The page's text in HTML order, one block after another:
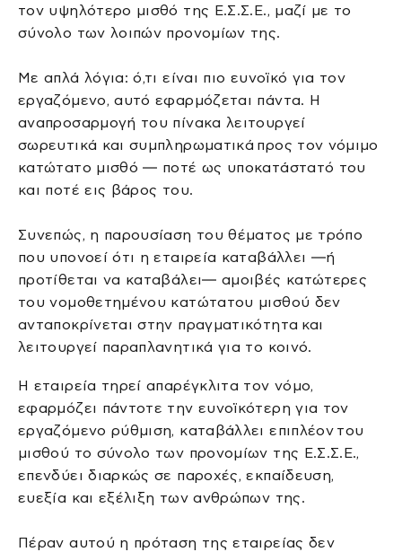
τον υψηλότερο μισθό της Ε.Σ.Σ.Ε., μαζί με το
σύνολο των λοιπών προνομίων της.
Με απλά λόγια: ό,τι είναι πιο ευνοϊκό για τον
εργαζόμενο, αυτό εφαρμόζεται πάντα. Η
αναπροσαρμογή του πίνακα λειτουργεί
σωρευτικά και συμπληρωματικά προς τον νόμιμο
κατώτατο μισθό — ποτέ ως υποκατάστατό του
και ποτέ εις βάρος του.
Συνεπώς, η παρουσίαση του θέματος με τρόπο
που υπονοεί ότι η εταιρεία καταβάλλει —ή
προτίθεται να καταβάλει— αμοιβές κατώτερες
του νομοθετημένου κατώτατου μισθού δεν
ανταποκρίνεται στην πραγματικότητα και
λειτουργεί παραπλανητικά για το κοινό.
Η εταιρεία τηρεί απαρέγκλιτα τον νόμο,
εφαρμόζει πάντοτε την ευνοϊκότερη για τον
εργαζόμενο ρύθμιση, καταβάλλει επιπλέον του
μισθού το σύνολο των προνομίων της Ε.Σ.Σ.Ε.,
επενδύει διαρκώς σε παροχές, εκπαίδευση,
ευεξία και εξέλιξη των ανθρώπων της.
Πέραν αυτού η πρόταση της εταιρείας δεν